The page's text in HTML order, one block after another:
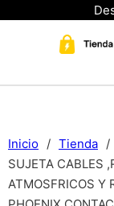
Inicio / Tienda /
SUJETA CABLES
ATMOSFRICOS Y